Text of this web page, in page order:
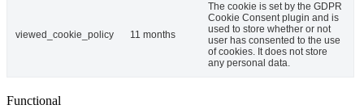
viewed_cookie_policy 11 months
The cookie is set by the GDPR
Cookie Consent plugin and is
used to store whether or not
user has consented to the use
of cookies. It does not store
any personal data.
Functional